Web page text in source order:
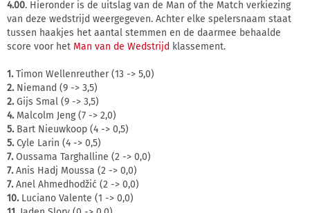
4.00. Hieronder is de uitslag van de Man of the Match verkiezing
van deze wedstrijd weergegeven. Achter elke spelersnaam staat
tussen haakjes het aantal stemmen en de daarmee behaalde
score voor het Man van de Wedstrijd klassement.
1.Timon Wellenreuther (13 -> 5,0)
2.Niemand (9 -> 3,5)
2.Gijs Smal (9 -> 3,5)
4.Malcolm Jeng (7 -> 2,0)
5.Bart Nieuwkoop (4 -> 0,5)
5.Cyle Larin (4 -> 0,5)
7.Oussama Targhalline (2 -> 0,0)
7.Anis Hadj Moussa (2 -> 0,0)
7.Anel Ahmedhodžić (2 -> 0,0)
10.Luciano Valente (1 -> 0,0)